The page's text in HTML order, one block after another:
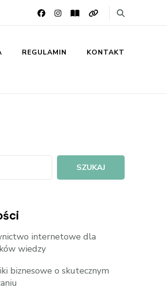
REGULAMIN KONTAKT
SZUKAJ
internetowe dla
wiedzy
biznesowe o skutecznym